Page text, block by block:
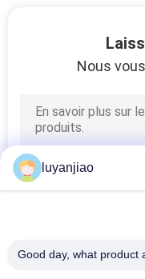
Nous
luyanjiao
Good day, what product